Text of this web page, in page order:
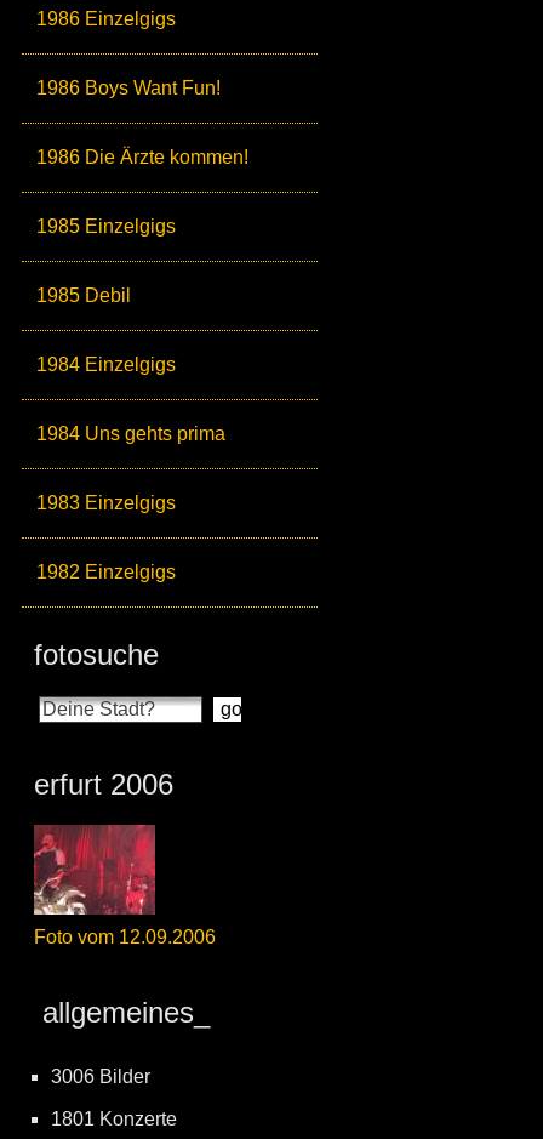
1986 Einzelgigs
1986 Boys Want Fun!
1986 Die Ärzte kommen!
1985 Einzelgigs
1985 Debil
1984 Einzelgigs
1984 Uns gehts prima
1983 Einzelgigs
1982 Einzelgigs
fotosuche
erfurt 2006
Foto vom 12.09.2006
allgemeines_
3006 Bilder
1801 Konzerte